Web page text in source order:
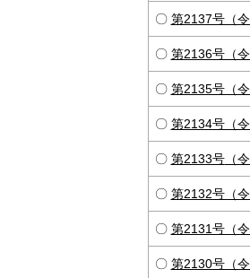
〇 第2137号（
〇 第2136号（
〇 第2135号（
〇 第2134号（
〇 第2133号（
〇 第2132号（
〇 第2131号（
〇 第2130号（